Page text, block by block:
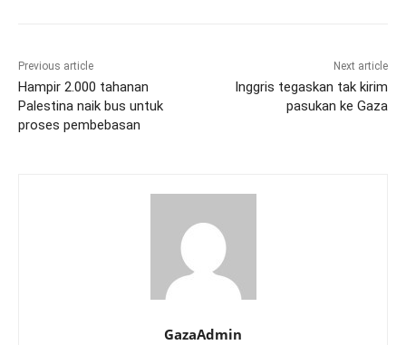
Previous article
Hampir 2.000 tahanan
Palestina naik bus untuk
proses pembebasan
Next article
Inggris tegaskan tak kirim
pasukan ke Gaza
GazaAdmin